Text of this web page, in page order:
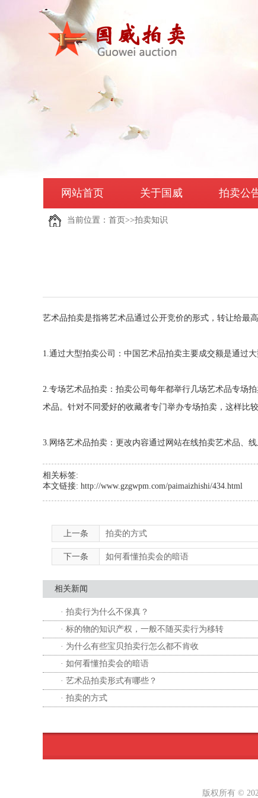
网站首页 关于国威 拍卖公
当前位置： 首页>>拍卖知识
艺术品拍卖是指将艺术品通过公开竞价的形式，转让给最
1.通过大型拍卖公司：中国艺术品拍卖主要成交额是通过
2.专场艺术品拍卖：拍卖公司每年都举行几场艺术品专场
术品。针对不同爱好的收藏者专门举办专场拍卖，这样比
3.网络艺术品拍卖：更改内容通过网站在线拍卖艺术品、
相关标签:
本文链接: http://www.gzgwpm.com/paimaizhishi/434.html
上一条 拍卖的方式
下一条 如何看懂拍卖会的暗语
相关新闻
· 拍卖行为什么不保真？
· 标的物的知识产权，一般不随买卖行为移转
· 为什么有些宝贝拍卖行怎么都不肯收
· 如何看懂拍卖会的暗语
· 艺术品拍卖形式有哪些？
· 拍卖的方式
版权所有 ©